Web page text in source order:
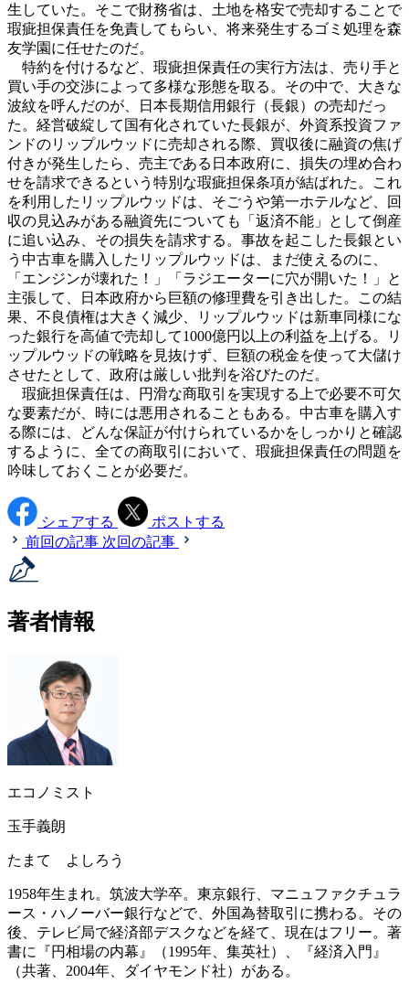
生していた。そこで財務省は、土地を格安で売却することで
瑕疵担保責任を免責してもらい、将来発生するゴミ処理を森
友学園に任せたのだ。
特約を付けるなど、瑕疵担保責任の実行方法は、売り手と
買い手の交渉によって多様な形態を取る。その中で、大きな
波紋を呼んだのが、日本長期信用銀行（長銀）の売却だっ
た。経営破綻して国有化されていた長銀が、外資系投資ファ
ンドのリップルウッドに売却される際、買収後に融資の焦げ
付きが発生したら、売主である日本政府に、損失の埋め合わ
せを請求できるという特別な瑕疵担保条項が結ばれた。これ
を利用したリップルウッドは、そごうや第一ホテルなど、回
収の見込みがある融資先についても「返済不能」として倒産
に追い込み、その損失を請求する。事故を起こした長銀とい
う中古車を購入したリップルウッドは、まだ使えるのに、
「エンジンが壊れた！」「ラジエーターに穴が開いた！」と
主張して、日本政府から巨額の修理費を引き出した。この結
果、不良債権は大きく減少、リップルウッドは新車同様にな
った銀行を高値で売却して1000億円以上の利益を上げる。リ
ップルウッドの戦略を見抜けず、巨額の税金を使って大儲け
させたとして、政府は厳しい批判を浴びたのだ。
瑕疵担保責任は、円滑な商取引を実現する上で必要不可欠
な要素だが、時には悪用されることもある。中古車を購入す
る際には、どんな保証が付けられているかをしっかりと確認
するように、全ての商取引において、瑕疵担保責任の問題を
吟味しておくことが必要だ。
シェアする
ポストする
前回の記事 次回の記事
著者情報
エコノミスト
玉手義朗
たまて よしろう
1958年生まれ。筑波大学卒。東京銀行、マニュファクチュラ
ース・ハノーバー銀行などで、外国為替取引に携わる。その
後、テレビ局で経済部デスクなどを経て、現在はフリー。著
書に『円相場の内幕』（1995年、集英社）、『経済入門』
（共著、2004年、ダイヤモンド社）がある。